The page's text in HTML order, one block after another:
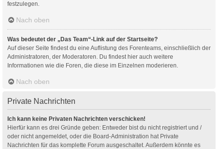
festzulegen.
Nach oben
Was bedeutet der „Das Team“-Link auf der Startseite?
Auf dieser Seite findest du eine Auflistung des Forenteams, einschließlich der
Administratoren, der Moderatoren. Du findest hier auch weitere
Informationen wie die Foren, die diese im Einzelnen moderieren.
Nach oben
Private Nachrichten
Ich kann keine Privaten Nachrichten verschicken!
Hierfür kann es drei Gründe geben: Entweder bist du nicht registriert und /
oder nicht angemeldet, oder die Board-Administration hat Private
Nachrichten für das komplette Forum ausgeschaltet. Außerdem könnte es